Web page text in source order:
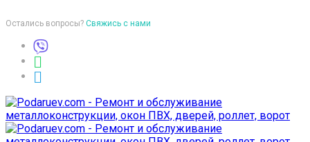
Остались вопросы? Свяжись с нами